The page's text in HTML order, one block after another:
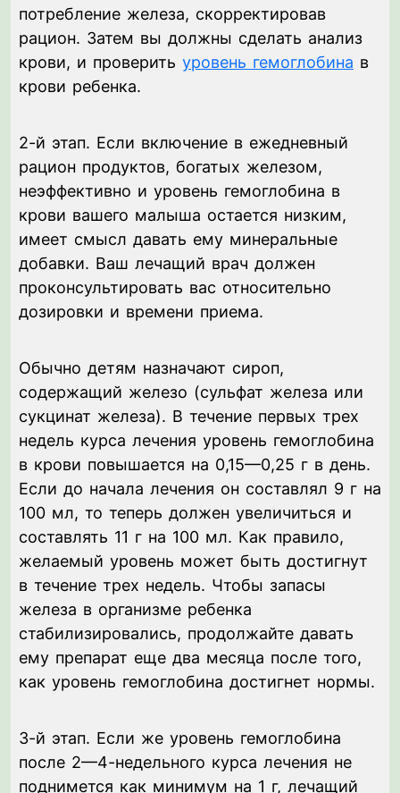
потребление железа, скорректировав
рацион. Затем вы должны сделать анализ
крови, и проверить уровень гемоглобина в
крови ребенка.
2-й этап. Если включение в ежедневный
рацион продуктов, богатых железом,
неэффективно и уровень гемоглобина в
крови вашего малыша остается низким,
имеет смысл давать ему минеральные
добавки. Ваш лечащий врач должен
проконсультировать вас относительно
дозировки и времени приема.
Обычно детям назначают сироп,
содержащий железо (сульфат железа или
сукцинат железа). В течение первых трех
недель курса лечения уровень гемоглобина
в крови повышается на 0,15—0,25 г в день.
Если до начала лечения он составлял 9 г на
100 мл, то теперь должен увеличиться и
составлять 11 г на 100 мл. Как правило,
желаемый уровень может быть достигнут
в течение трех недель. Чтобы запасы
железа в организме ребенка
стабилизировались, продолжайте давать
ему препарат еще два месяца после того,
как уровень гемоглобина достигнет нормы.
3-й этап. Если же уровень гемоглобина
после 2—4-недельного курса лечения не
поднимется как минимум на 1 г, лечащий